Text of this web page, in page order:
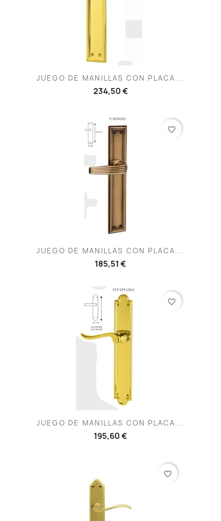
JUEGO DE MANILLAS CON PLACA...
234,50 €
JUEGO DE MANILLAS CON PLACA...
185,51 €
favorite_border
JUEGO DE MANILLAS CON PLACA...
195,60 €
favorite_border
favorite_border